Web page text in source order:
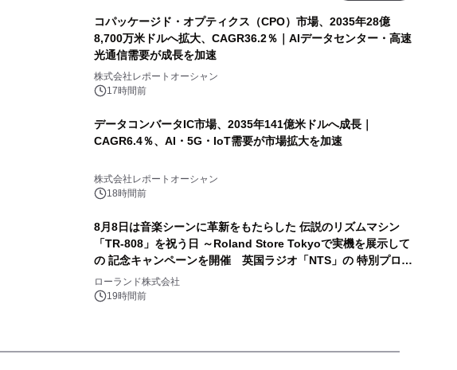
コパッケージド・オプティクス（CPO）市場、2035年28億
8,700万米ドルへ拡大、CAGR36.2％｜AIデータセンター・高速
光通信需要が成長を加速
株式会社レポートオーシャン
17時間前
データコンバータIC市場、2035年141億米ドルへ成長｜
CAGR6.4％、AI・5G・IoT需要が市場拡大を加速
株式会社レポートオーシャン
18時間前
8月8日は音楽シーンに革新をもたらした 伝説のリズムマシン
「TR-808」を祝う日 ～Roland Store Tokyoで実機を展示して
の 記念キャンペーンを開催 英国ラジオ「NTS」の 特別プログ
ラムや、「TR-808」を愛する伝説的アーティストを フィーチ
ャーしたアニメーションを公開～
ローランド株式会社
19時間前